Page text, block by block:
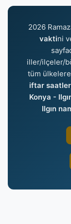
2026
vaktini
iller/ilçeler/
tüm
iftar
Konya -
Ilgın